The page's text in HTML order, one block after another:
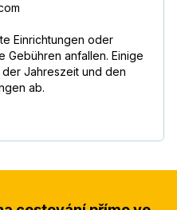
Einrichtungen oder
Gebühren anfallen. Einige
Jahreszeit und den
ab.